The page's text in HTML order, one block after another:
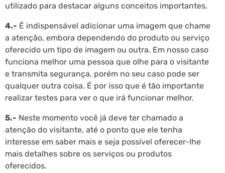
utilizado para destacar alguns conceitos importantes.
4.- É indispensável adicionar uma imagem que chame
a atenção, embora dependendo do produto ou serviço
oferecido um tipo de imagem ou outra. Em nosso caso
funciona melhor uma pessoa que olhe para o visitante
e transmita segurança, porém no seu caso pode ser
qualquer outra coisa. É por isso que é tão importante
realizar testes para ver o que irá funcionar melhor.
5.- Neste momento você já deve ter chamado a
atenção do visitante, até o ponto que ele tenha
interesse em saber mais e seja possível oferecer-lhe
mais detalhes sobre os serviços ou produtos
oferecidos.